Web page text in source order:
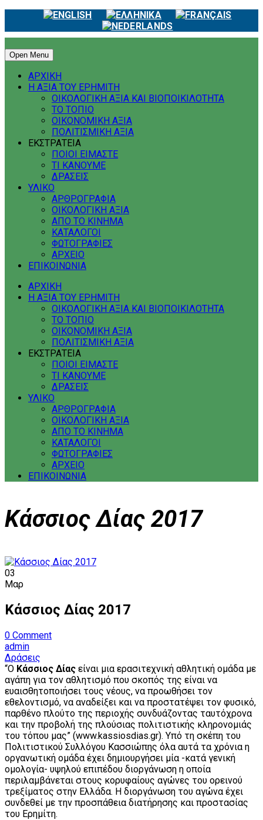
Open Menu
ΑΡΧΙΚΗ
Η ΑΞΙΑ ΤΟΥ ΕΡΗΜΙΤΗ
ΟΙΚΟΛΟΓΙΚΗ ΑΞΙΑ ΚΑΙ ΒΙΟΠΟΙΚΙΛΟΤΗΤΑ
ΤΟ ΤΟΠΙΟ
ΟΙΚΟΝΟΜΙΚΗ ΑΞΙΑ
ΠΟΛΙΤΙΣΜΙΚΗ ΑΞΙΑ
ΕΚΣΤΡΑΤΕΙΑ
ΠΟΙΟΙ ΕΙΜΑΣΤΕ
ΤΙ ΚΑΝΟΥΜΕ
ΔΡΑΣΕΙΣ
ΥΛΙΚΟ
ΑΡΘΡΟΓΡΑΦΙΑ
ΟΙΚΟΛΟΓΙΚΗ ΑΞΙΑ
ΑΠΟ ΤΟ ΚΙΝΗΜΑ
ΚΑΤΑΛΟΓΟΙ
ΦΩΤΟΓΡΑΦΙΕΣ
ΑΡΧΕΙΟ
ΕΠΙΚΟΙΝΩΝΙΑ
ΑΡΧΙΚΗ
Η ΑΞΙΑ ΤΟΥ ΕΡΗΜΙΤΗ
ΟΙΚΟΛΟΓΙΚΗ ΑΞΙΑ ΚΑΙ ΒΙΟΠΟΙΚΙΛΟΤΗΤΑ
ΤΟ ΤΟΠΙΟ
ΟΙΚΟΝΟΜΙΚΗ ΑΞΙΑ
ΠΟΛΙΤΙΣΜΙΚΗ ΑΞΙΑ
ΕΚΣΤΡΑΤΕΙΑ
ΠΟΙΟΙ ΕΙΜΑΣΤΕ
ΤΙ ΚΑΝΟΥΜΕ
ΔΡΑΣΕΙΣ
ΥΛΙΚΟ
ΑΡΘΡΟΓΡΑΦΙΑ
ΟΙΚΟΛΟΓΙΚΗ ΑΞΙΑ
ΑΠΟ ΤΟ ΚΙΝΗΜΑ
ΚΑΤΑΛΟΓΟΙ
ΦΩΤΟΓΡΑΦΙΕΣ
ΑΡΧΕΙΟ
ΕΠΙΚΟΙΝΩΝΙΑ
Κάσσιος Δίας 2017
03
Μαρ
Κάσσιος Δίας 2017
0 Comment
admin
Δράσεις
“Ο Κάσσιος Δίας είναι μια ερασιτεχνική αθλητική ομάδα με
αγάπη για τον αθλητισμό που σκοπός της είναι να
ευαισθητοποιήσει τους νέους, να προωθήσει τον
εθελοντισμό, να αναδείξει και να προστατέψει τον φυσικό,
παρθένο πλούτο της περιοχής συνδυάζοντας ταυτόχρονα
και την προβολή της πλούσιας πολιτιστικής κληρονομιάς
του τόπου μας” (www.kassiosdias.gr). Υπό τη σκέπη του
Πολιτιστικού Συλλόγου Κασσιώπης όλα αυτά τα χρόνια η
οργανωτική ομάδα έχει δημιουργήσει μία -κατά γενική
ομολογία- υψηλού επιπέδου διοργάνωση η οποία
περιλαμβάνεται στους κορυφαίους αγώνες του ορεινού
τρεξίματος στην Ελλάδα. Η διοργάνωση του αγώνα έχει
συνδεθεί με την προσπάθεια διατήρησης και προστασίας
του Ερημίτη.